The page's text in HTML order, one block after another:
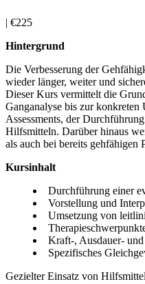
| €225
Hintergrund
Die Verbesserung der
wieder länger, weiter und
Dieser Kurs vermittelt die
Ganganalyse bis zur konkreten
Assessments, der
Hilfsmitteln. Darüber hinaus
als auch bei bereits gehfähigen
Kursinhalt
Durchführung einer
Vorstellung und
Umsetzung von
Kraft-, Ausdauer-
Spezifisches
Gezielter Einsatz von